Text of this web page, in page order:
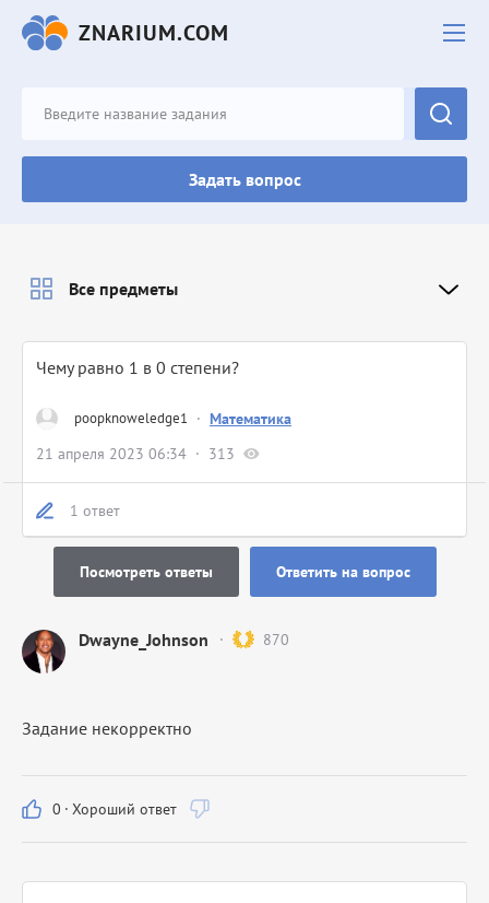
ZNARIUM.COM
Задать вопрос
poopknoweledge1 · Математика
21 апреля 2023 06:34
313
Чему равно 1 в 0 степени?
1 ответ
Посмотреть ответы Ответить на вопрос
Dwayne_Johnson 870
Задание некорректно
0 · Хороший ответ
Все предметы